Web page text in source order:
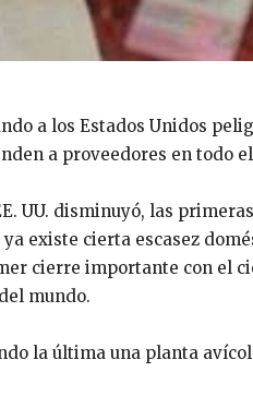
a los Estados Unidos
a proveedores en todo
UU. disminuyó, las
existe cierta escasez
cierre importante con el
mundo.
la última una planta